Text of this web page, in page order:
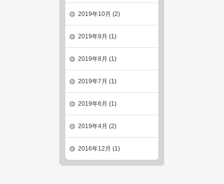
2019年10月 (2)
2019年9月 (1)
2019年8月 (1)
2019年7月 (1)
2019年6月 (1)
2019年4月 (2)
2016年12月 (1)